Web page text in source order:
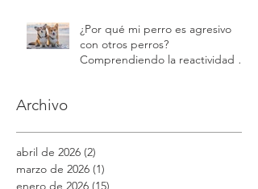
¿Por qué mi perro gruñe cuando
toco su comida o juguetes?
Comprendiendo la protección de
¿Por qué mi perro es agresivo
con otros perros?
Comprendiendo la reactividad y
la agresión | Modest Dog